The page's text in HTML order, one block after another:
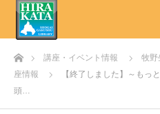
ホーム講座・イベント情報 牧野
座情報
【終了しました】～もっ
頭…